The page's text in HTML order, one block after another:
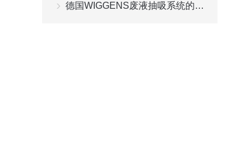
德国WIGGENS废液抽吸系统的使用注意细节